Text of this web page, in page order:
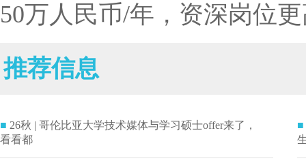
50万人民币/年，资深岗位
推荐信息
■ 26秋 | 哥伦比亚大学技术媒体与学习硕士offer来了，
看看都
■